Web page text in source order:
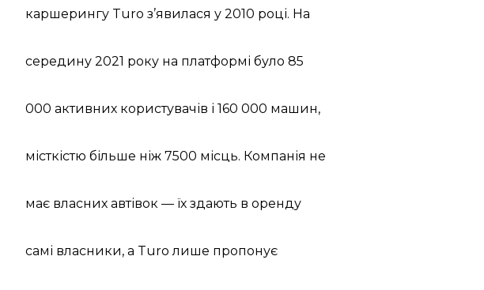
каршерингу Turo з’явилася у 2010 році. На
середину 2021 року на платформі було 85
000 активних користувачів і 160 000 машин,
місткістю більше ніж 7500 місць. Компанія не
має власних автівок — їх здають в оренду
самі власники, а Turo лише пропонує